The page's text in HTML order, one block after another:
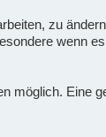
zu
wenn
möglich. Eine